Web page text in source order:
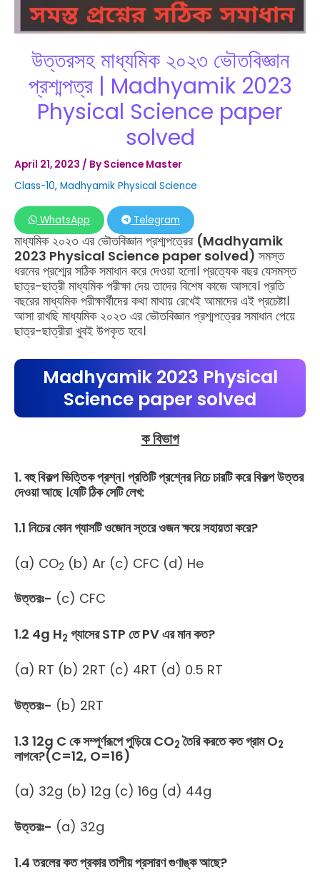
উত্তরসহ মাধ্যমিক ২০২৩ ভৌতবিজ্ঞান
প্রশ্মপত্র | Madhyamik 2023
Physical Science paper
solved
April 21, 2023 / By Science Master
Class-10, Madhyamik Physical Science
WhatsApp Telegram
মাধ্যমিক ২০২৩ এর ভৌতবিজ্ঞান প্রশ্মপত্রের (Madhyamik
2023 Physical Science paper solved) সমস্ত
ধরনের প্রশ্মের সঠিক সমাধান করে দেওয়া হলো। প্রত্যেক বছর যেসমস্ত
ছাত্র-ছাত্রী মাধ্যমিক পরীক্ষা দেয় তাদের বিশেষ কাজে আসবে। প্রতি
বছরের মাধ্যমিক পরীক্ষার্থীদের কথা মাথায় রেখেই আমাদের এই প্রচেষ্টা।
আসা রাখছি মাধ্যমিক ২০২৩ এর ভৌতবিজ্ঞান প্রশ্মপত্রের সমাধান পেয়ে
ছাত্র-ছাত্রীরা খুবই উপকৃত হবে।
Madhyamik 2023 Physical
Science paper solved
ক বিভাগ
1. বহু বিকল্প ভিত্তিক প্রশ্ন। প্রতিটি প্রশ্নের নিচে চারটি করে বিকল্প উত্তর
দেওয়া আছে ।যেটি ঠিক সেটি লেখ:
1.1 নিচের কোন গ্যাসটি ওজোন স্তরে ওজন ক্ষয়ে সহায়তা করে?
(a) CO2 (b) Ar (c) CFC (d) He
উত্তরঃ- (c) CFC
1.2 4g H2 গ্যাসের STP তে PV এর মান কত?
(a) RT (b) 2RT (c) 4RT (d) 0.5 RT
উত্তরঃ- (b) 2RT
1.3 12g C কে সম্পূর্ণরূপে পুড়িয়ে CO2তৈরি করতে কত গ্রাম O2
লাগবে?(C=12, O=16)
(a) 32g (b) 12g (c) 16g (d) 44g
উত্তরঃ- (a) 32g
1.4 তরলের কত প্রকার তাপীয় প্রসারণ গুণাঙ্ক আছে?